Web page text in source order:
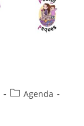
Agenda